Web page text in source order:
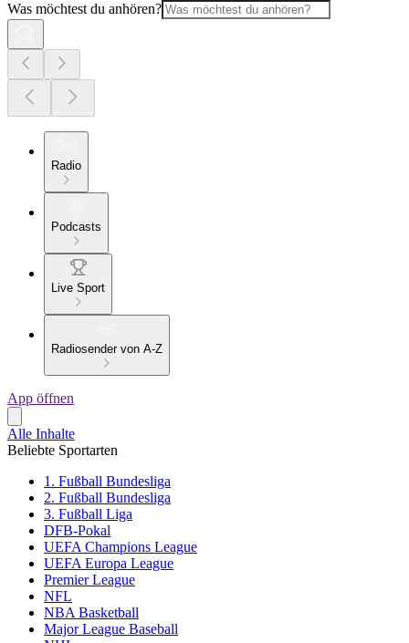
Was möchtest du anhören?
Radio
Podcasts
Live Sport
Radiosender von A-Z
App öffnen
Alle Inhalte
Beliebte Sportarten
1. Fußball Bundesliga
2. Fußball Bundesliga
3. Fußball Liga
DFB-Pokal
UEFA Champions League
UEFA Europa League
Premier League
NFL
NBA Basketball
Major League Baseball